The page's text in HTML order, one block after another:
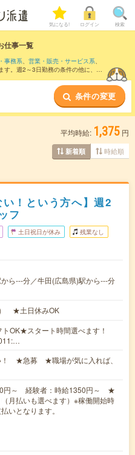
気になる! ログイン 検索
仕事一覧
事務系、 営業・販売・サービス系、
。週2～3日勤務の条件の他に、 交
条件の変更
平均時給: 1,375 円
新着順 時給順
い！という方へ】週2
フ
土日祝日が休み 残業なし
ら---分／牛田(広島県)駅から---分
） ★土日休みOK
OK★スタート時間選べます！
！ ★急募 ★職場が気に入れば、
円～ 経験者：時給1350円～ ★
月払いも選べます）※稼働開始時
いとなります。